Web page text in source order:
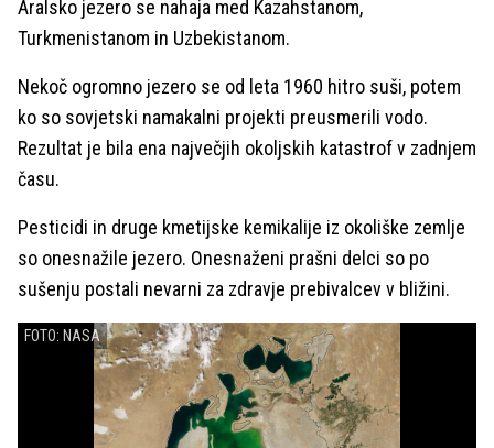
Aralsko jezero se nahaja med Kazahstanom,
Turkmenistanom in Uzbekistanom.
Nekoč ogromno jezero se od leta 1960 hitro suši, potem
ko so sovjetski namakalni projekti preusmerili vodo.
Rezultat je bila ena največjih okoljskih katastrof v zadnjem
času.
Pesticidi in druge kmetijske kemikalije iz okoliške zemlje
so onesnažile jezero. Onesnaženi prašni delci so po
sušenju postali nevarni za zdravje prebivalcev v bližini.
FOTO: NASA